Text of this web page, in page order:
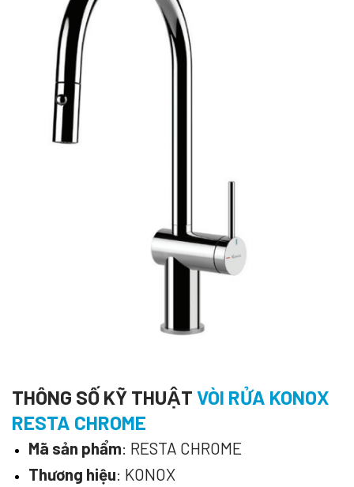
THÔNG SỐ KỸ THUẬT VÒI RỬA KONOX
RESTA CHROME
Mã sản phẩm: RESTA CHROME
Thương hiệu: KONOX